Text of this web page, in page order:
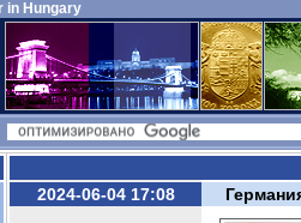
in Hungary
2024-06-04 17:08